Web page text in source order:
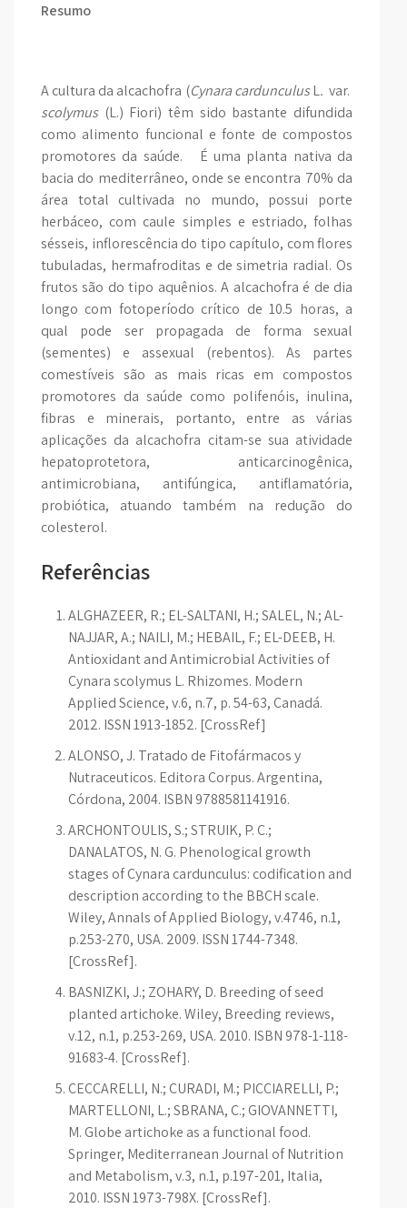
Resumo
A cultura da alcachofra (Cynara cardunculusL. var.
scolymus (L.) Fiori) têm sido bastante difundida
como alimento funcional e fonte de compostos
promotores da saúde. É uma planta nativa da
bacia do mediterrâneo, onde se encontra 70% da
área total cultivada no mundo, possui porte
herbáceo, com caule simples e estriado, folhas
sésseis, inflorescência do tipo capítulo, com flores
tubuladas, hermafroditas e de simetria radial. Os
frutos são do tipo aquênios. A alcachofra é de dia
longo com fotoperíodo crítico de 10.5 horas, a
qual pode ser propagada de forma sexual
(sementes) e assexual (rebentos). As partes
comestíveis são as mais ricas em compostos
promotores da saúde como polifenóis, inulina,
fibras e minerais, portanto, entre as várias
aplicações da alcachofra citam-se sua atividade
hepatoprotetora, anticarcinogênica,
antimicrobiana, antifúngica, antiflamatória,
probiótica, atuando também na redução do
colesterol.
Referências
ALGHAZEER, R.; EL-SALTANI, H.; SALEL, N.; AL-
NAJJAR, A.; NAILI, M.; HEBAIL, F.; EL-DEEB, H.
Antioxidant and Antimicrobial Activities of
Cynara scolymus L. Rhizomes. Modern
Applied Science, v.6, n.7, p. 54-63, Canadá.
2012. ISSN 1913-1852. [CrossRef]
ALONSO, J. Tratado de Fitofármacos y
Nutraceuticos. Editora Corpus. Argentina,
Córdona, 2004. ISBN 9788581141916.
ARCHONTOULIS, S.; STRUIK, P. C.;
DANALATOS, N. G. Phenological growth
stages of Cynara cardunculus: codification and
description according to the BBCH scale.
Wiley, Annals of Applied Biology, v.4746, n.1,
p.253-270, USA. 2009. ISSN 1744-7348.
[CrossRef].
BASNIZKI, J.; ZOHARY, D. Breeding of seed
planted artichoke. Wiley, Breeding reviews,
v.12, n.1, p.253-269, USA. 2010. ISBN 978-1-118-
91683-4. [CrossRef].
CECCARELLI, N.; CURADI, M.; PICCIARELLI, P.;
MARTELLONI, L.; SBRANA, C.; GIOVANNETTI,
M. Globe artichoke as a functional food.
Springer, Mediterranean Journal of Nutrition
and Metabolism, v.3, n.1, p.197-201, Italia,
2010. ISSN 1973-798X. [CrossRef].